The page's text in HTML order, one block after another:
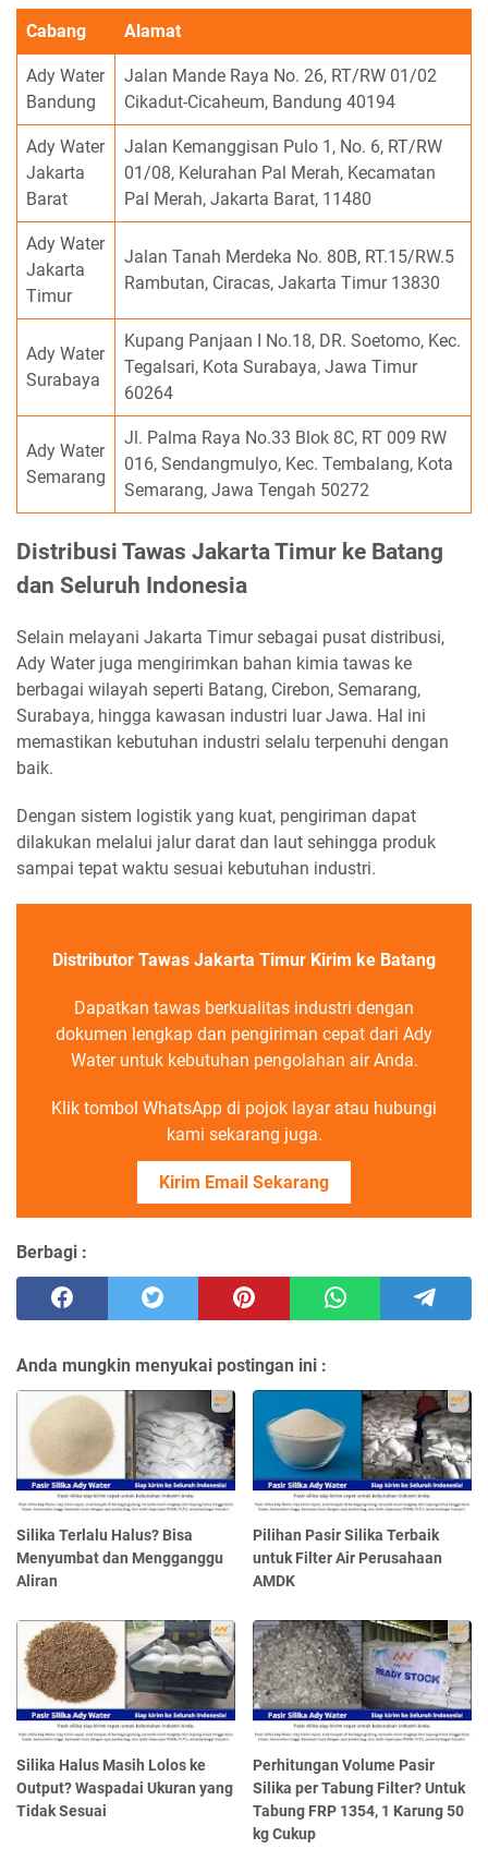
Cabang Alamat
Ady Water
Bandung
Jalan Mande Raya No. 26, RT/RW 01/02
Cikadut-Cicaheum, Bandung 40194
Ady Water
Jakarta
Barat
Jalan Kemanggisan Pulo 1, No. 6, RT/RW
01/08, Kelurahan Pal Merah, Kecamatan
Pal Merah, Jakarta Barat, 11480
Ady Water
Jakarta
Timur
Jalan Tanah Merdeka No. 80B, RT.15/RW.5
Rambutan, Ciracas, Jakarta Timur 13830
Ady Water
Surabaya
Kupang Panjaan I No.18, DR. Soetomo, Kec.
Tegalsari, Kota Surabaya, Jawa Timur
60264
Ady Water
Semarang
Jl. Palma Raya No.33 Blok 8C, RT 009 RW
016, Sendangmulyo, Kec. Tembalang, Kota
Semarang, Jawa Tengah 50272
Distribusi Tawas Jakarta Timur ke Batang
dan Seluruh Indonesia
Selain melayani Jakarta Timur sebagai pusat distribusi,
Ady Water juga mengirimkan bahan kimia tawas ke
berbagai wilayah seperti Batang, Cirebon, Semarang,
Surabaya, hingga kawasan industri luar Jawa. Hal ini
memastikan kebutuhan industri selalu terpenuhi dengan
baik.
Dengan sistem logistik yang kuat, pengiriman dapat
dilakukan melalui jalur darat dan laut sehingga produk
sampai tepat waktu sesuai kebutuhan industri.
Distributor Tawas Jakarta Timur Kirim ke Batang
Dapatkan tawas berkualitas industri dengan
dokumen lengkap dan pengiriman cepat dari Ady
Water untuk kebutuhan pengolahan air Anda.
Klik tombol WhatsApp di pojok layar atau hubungi
kami sekarang juga.
Kirim Email Sekarang
Berbagi :
Anda mungkin menyukai postingan ini :
Silika Terlalu Halus? Bisa
Menyumbat dan Mengganggu
Aliran
Pilihan Pasir Silika Terbaik
untuk Filter Air Perusahaan
AMDK
Silika Halus Masih Lolos ke
Output? Waspadai Ukuran yang
Tidak Sesuai
Perhitungan Volume Pasir
Silika per Tabung Filter? Untuk
Tabung FRP 1354, 1 Karung 50
kg Cukup